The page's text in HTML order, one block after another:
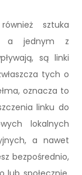
sztuka
a jednym z
są linki
tych o
oznacza to
linku do
lokalnych
a nawet
bezpośrednio,